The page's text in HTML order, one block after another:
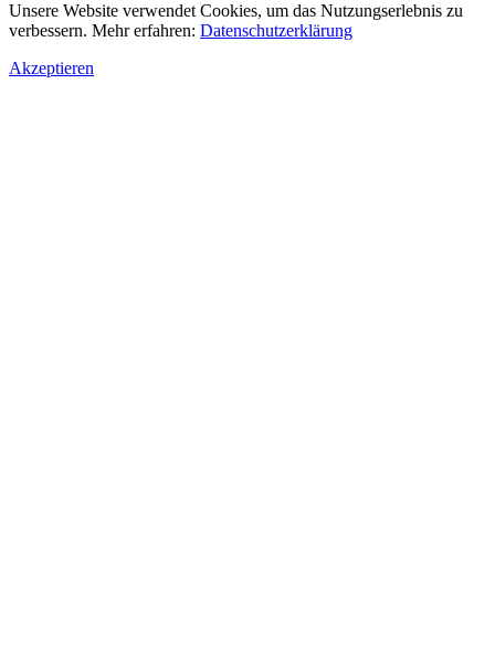
Unsere Website verwendet Cookies, um das Nutzungserlebnis zu
verbessern. Mehr erfahren: Datenschutzerklärung
Akzeptieren